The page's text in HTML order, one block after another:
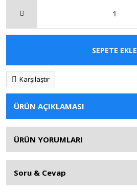
SEPETE EKLE
Karşılaştır
ÜRÜN AÇIKLAMASI
ÜRÜN YORUMLARI
Soru & Cevap